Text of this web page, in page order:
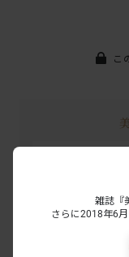
こ
内覧会・試
月額¥300で読
雑誌『
さらに2018年6